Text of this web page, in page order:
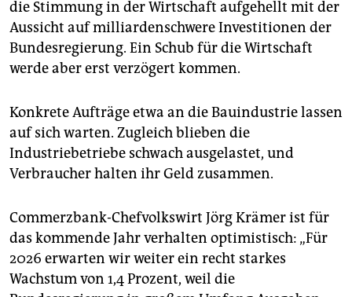
die Stimmung in der Wirtschaft aufgehellt mit der
Aussicht auf milliardenschwere Investitionen der
Bundesregierung. Ein Schub für die Wirtschaft
werde aber erst verzögert kommen.
Konkrete Aufträge etwa an die Bauindustrie lassen
auf sich warten. Zugleich blieben die
Industriebetriebe schwach ausgelastet, und
Verbraucher halten ihr Geld zusammen.
Commerzbank-Chefvolkswirt Jörg Krämer ist für
das kommende Jahr verhalten optimistisch: „Für
2026 erwarten wir weiter ein recht starkes
Wachstum von 1,4 Prozent, weil die